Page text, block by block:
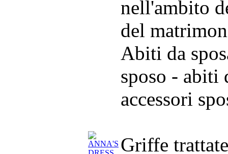
nell'ambito
del
Abiti da
sposo - abiti
accessori
Griffe